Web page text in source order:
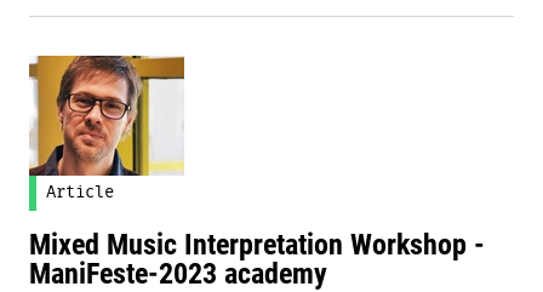
Article
Mixed Music Interpretation Workshop -
ManiFeste-2023 academy